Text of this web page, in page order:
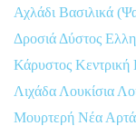
Αχλάδι Βασιλικά
Δροσιά Δύστος
Κάρυστος Κεντρική
Λιχάδα Λουκίσια
Μουρτερή Νέα